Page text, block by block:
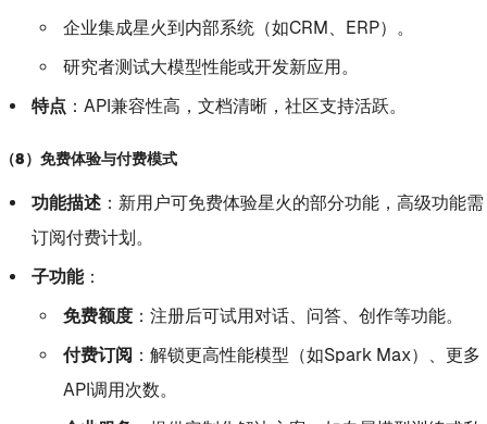
企业集成星火到内部系统（如CRM、ERP）。
研究者测试大模型性能或开发新应用。
特点 ：API兼容性高，文档清晰，社区支持活跃。
（8）免费体验与付费模式
功能描述：新用户可免费体验星火的部分功能，高级功能需
订阅付费计划。
子功能：
免费额度：注册后可试用对话、问答、创作等功能。
付费订阅 ：解锁更高性能模型（如Spark Max）、更多
API调用次数。